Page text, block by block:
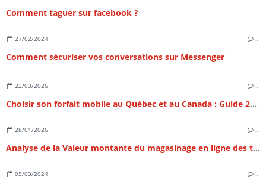
Comment taguer sur facebook ?
27/02/2024 …
Comment sécuriser vos conversations sur Messenger
22/03/2026 …
Choisir son forfait mobile au Québec et au Canada : Guide 2026
28/01/2026 …
Analyse de la Valeur montante du magasinage en ligne des téléphones intelligeants en France
05/03/2024 …